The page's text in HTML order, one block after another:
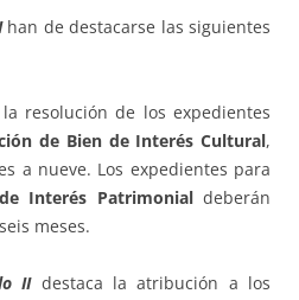
han de destacarse las siguientes
resolución de los expedientes
de Bien de Interés Cultural,
a nueve. Los expedientes para
Interés Patrimonialdeberán
meses.
II destaca la atribución a los